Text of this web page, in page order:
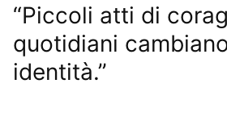
“Piccoli atti di
quotidiani
identità.”